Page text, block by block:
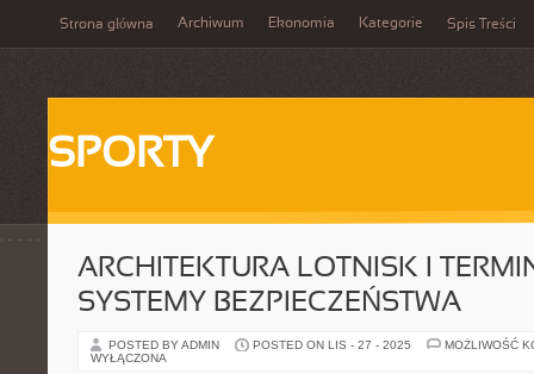
Strona główna Archiwum Ekonomia Kategorie Spis Treści
SPORTY
ARCHITEKTURA LOTNISK I
SYSTEMY BEZPIECZEŃSTWA
POSTED BY ADMIN POSTED ON LIS - 27 - 2025
MOŻLIWOŚĆ
WYŁĄCZONA